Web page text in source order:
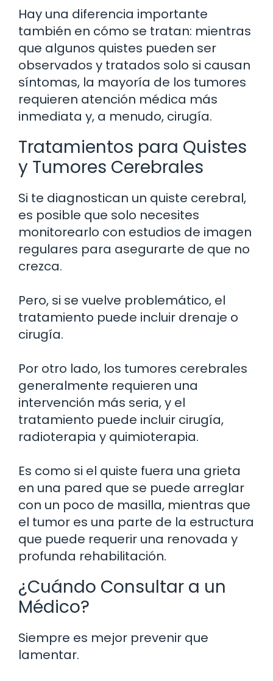
Hay una diferencia importante
también en cómo se tratan: mientras
que algunos quistes pueden ser
observados y tratados solo si causan
síntomas, la mayoría de los tumores
requieren atención médica más
inmediata y, a menudo, cirugía.
Tratamientos para Quistes
y Tumores Cerebrales
Si te diagnostican un quiste cerebral,
es posible que solo necesites
monitorearlo con estudios de imagen
regulares para asegurarte de que no
crezca.
Pero, si se vuelve problemático, el
tratamiento puede incluir drenaje o
cirugía.
Por otro lado, los tumores cerebrales
generalmente requieren una
intervención más seria, y el
tratamiento puede incluir cirugía,
radioterapia y quimioterapia.
Es como si el quiste fuera una grieta
en una pared que se puede arreglar
con un poco de masilla, mientras que
el tumor es una parte de la estructura
que puede requerir una renovada y
profunda rehabilitación.
¿Cuándo Consultar a un
Médico?
Siempre es mejor prevenir que
lamentar.